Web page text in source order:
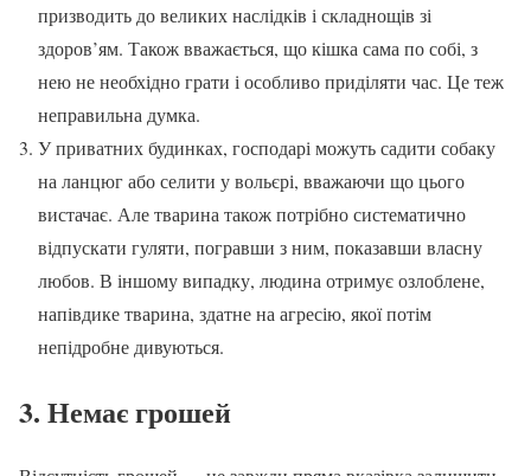
призводить до великих наслідків і складнощів зі
здоров’ям. Також вважається, що кішка сама по собі, з
нею не необхідно грати і особливо приділяти час. Це теж
неправильна думка.
У приватних будинках, господарі можуть садити собаку
на ланцюг або селити у вольєрі, вважаючи що цього
вистачає. Але тварина також потрібно систематично
відпускати гуляти, погравши з ним, показавши власну
любов. В іншому випадку, людина отримує озлоблене,
напівдике тварина, здатне на агресію, якої потім
непідробне дивуються.
3. Немає грошей